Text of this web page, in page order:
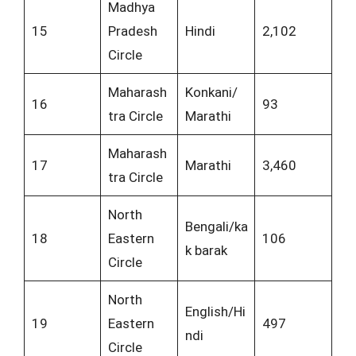
15
Madhya
Pradesh
Circle
Hindi 2,102
16
Maharash
tra Circle
Konkani/
Marathi
93
17
Maharash
tra Circle
Marathi 3,460
18
North
Eastern
Circle
Bengali/ka
k barak
106
19
North
Eastern
Circle
English/Hi
ndi
497